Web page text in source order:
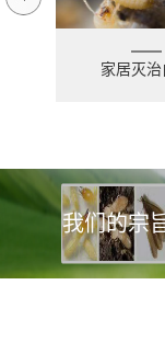
家居灭治
我们的宗